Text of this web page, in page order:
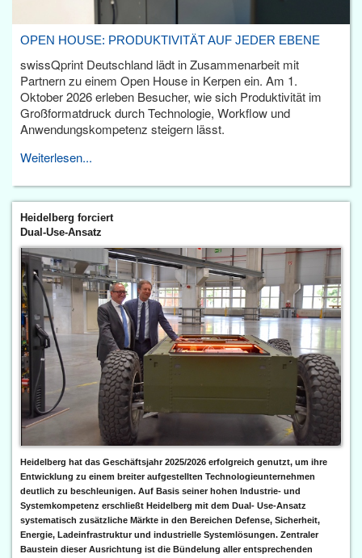
OPEN HOUSE: PRODUKTIVITÄT AUF JEDER EBENE
swissQprint Deutschland lädt in Zusammenarbeit mit
Partnern zu einem Open House in Kerpen ein. Am 1.
Oktober 2026 erleben Besucher, wie sich Produktivität im
Großformatdruck durch Technologie, Workflow und
Anwendungskompetenz steigern lässt.
Weiterlesen...
Heidelberg forciert
Dual-Use-Ansatz
Heidelberg hat das Geschäftsjahr 2025/2026 erfolgreich genutzt, um ihre
Entwicklung zu einem breiter aufgestellten Technologieunternehmen
deutlich zu beschleunigen. Auf Basis seiner hohen Industrie- und
Systemkompetenz erschließt Heidelberg mit dem Dual- Use-Ansatz
systematisch zusätzliche Märkte in den Bereichen Defense, Sicherheit,
Energie, Ladeinfrastruktur und industrielle Systemlösungen. Zentraler
Baustein dieser Ausrichtung ist die Bündelung aller entsprechenden